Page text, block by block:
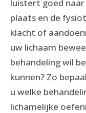
luistert goed
plaats en de
klacht of
uw lichaam
behandeling wil
kunnen? Zo
u welke
lichamelijke